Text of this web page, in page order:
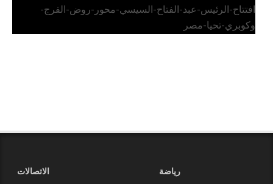
افتتاح-الرئيس-عبد-الفتاح-السيسي-محور-روض-الفرج-
وكوبري-تحيا-مصر
رياضة
الاتصالات